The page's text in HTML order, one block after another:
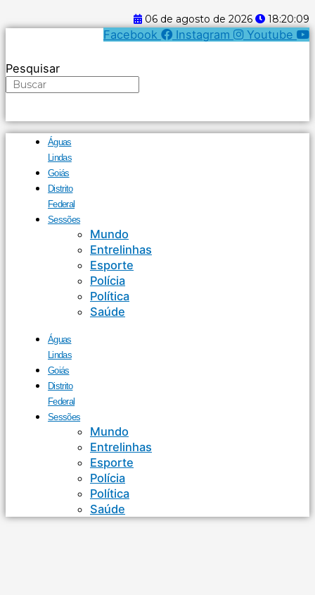
06 de agosto de 2026 18:20:09
Facebook Instagram Youtube
Pesquisar
Águas
Lindas
Goiás
Distrito
Federal
Sessões
Mundo
Entrelinhas
Esporte
Polícia
Política
Saúde
Águas
Lindas
Goiás
Distrito
Federal
Sessões
Mundo
Entrelinhas
Esporte
Polícia
Política
Saúde